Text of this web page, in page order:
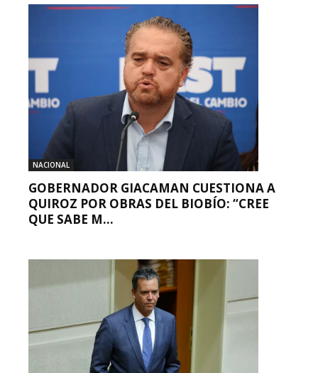
NACIONAL
GOBERNADOR GIACAMAN CUESTIONA A
QUIROZ POR OBRAS DEL BIOBÍO: “CREE
QUE SABE M...